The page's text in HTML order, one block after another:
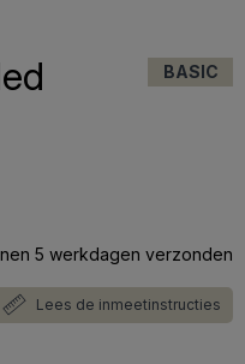
BASIC
5 werkdagen verzonden
Lees de inmeetinstructies